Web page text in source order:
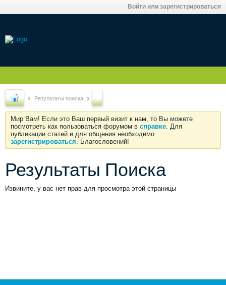
Войти или зарегистрироваться
Результаты поиска
Мир Вам! Если это Ваш первый визит к нам, то Вы можете
посмотреть как пользоваться форумом в справке. Для
публикации статей и для общения необходимо
зарегистрироваться. Благословений!
Результаты Поиска
Извините, у вас нет прав для просмотра этой страницы